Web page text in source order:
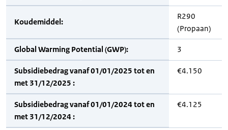
Koudemiddel:
R290
(Propaan)
Global Warming Potential (GWP): 3
Subsidiebedrag vanaf 01/01/2025 tot en
met 31/12/2025 :
€4.150
Subsidiebedrag vanaf 01/01/2024 tot en
met 31/12/2024 :
€4.125